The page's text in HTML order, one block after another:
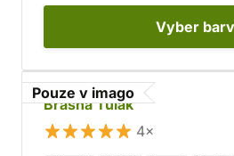
Vyber
Pouze v imago
Brašna Tulák
4×